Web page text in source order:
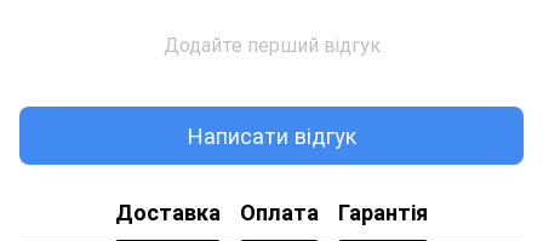
Додайте перший відгук
Написати відгук
Доставка Оплата Гарантія